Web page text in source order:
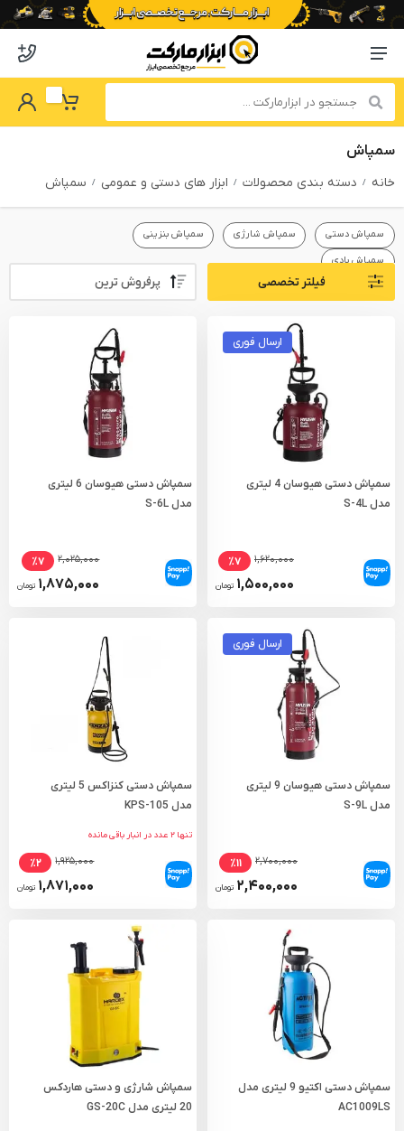
Menu Navigation
My Basket
Password
سمپاش
خانه دسته بندی محصولات ابزار های دستی و عمومی سمپاش
سمپاش دستی سمپاش شارژی سمپاش بنزینی
سمپاش بادی
PRODUCTS FILTERفیلتر تخصصی
ارسال فوری
سمپاش دستی هیوسان 4 لیتری
مدل S-4L
۱,۶۲۰,۰۰۰ ٪۷
۱,۵۰۰,۰۰۰ تومان
سمپاش دستی هیوسان 6 لیتری
مدل S-6L
۲,۰۲۵,۰۰۰ ٪۷
۱,۸۷۵,۰۰۰ تومان
ارسال فوری
سمپاش دستی هیوسان 9 لیتری
مدل S-9L
۲,۷۰۰,۰۰۰ ٪۱۱
۲,۴۰۰,۰۰۰ تومان
سمپاش دستی کنزاکس 5 لیتری
مدل KPS-105
تنها ۲ عدد در انبار باقی مانده
۱,۹۲۵,۰۰۰ ٪۲
۱,۸۷۱,۰۰۰ تومان
سمپاش دستی اکتیو 9 لیتری مدل
AC1009LS
سمپاش شارژی و دستی هاردکس
20 لیتری مدل GS-20C